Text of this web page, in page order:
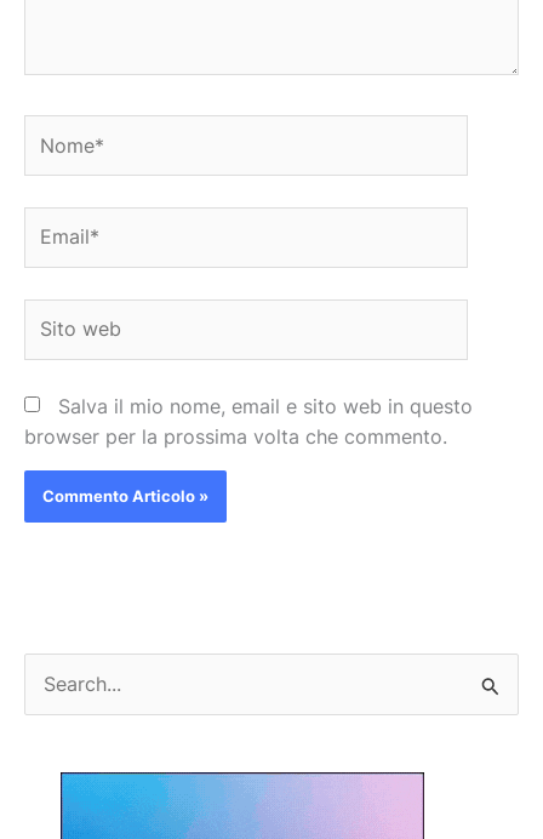
web
Salva il mio nome, email e sito web in questo
browser per la prossima volta che commento.